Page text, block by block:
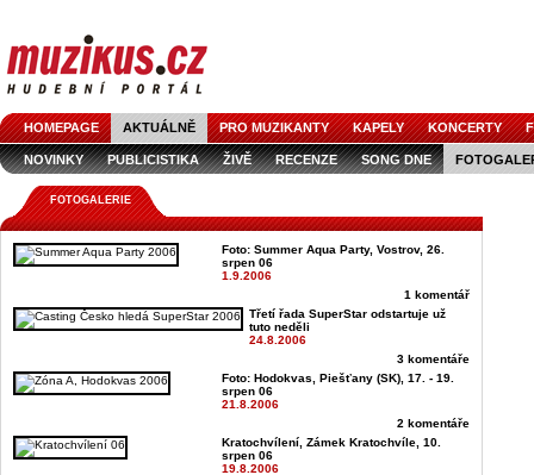
HOMEPAGE AKTUÁLNĚ PRO MUZIKANTY KAPELY KONCERTY
NOVINKY PUBLICISTIKA ŽIVĚ RECENZE SONG DNE
FOTOGALERIE
Foto: Summer Aqua Party, Vostrov, 26.
srpen 06
1.9.2006
1 komentář
Třetí řada SuperStar odstartuje už
tuto neděli
24.8.2006
3 komentáře
Foto: Hodokvas, Piešťany (SK), 17. - 19.
srpen 06
21.8.2006
2 komentáře
Kratochvílení, Zámek Kratochvíle, 10.
srpen 06
19.8.2006